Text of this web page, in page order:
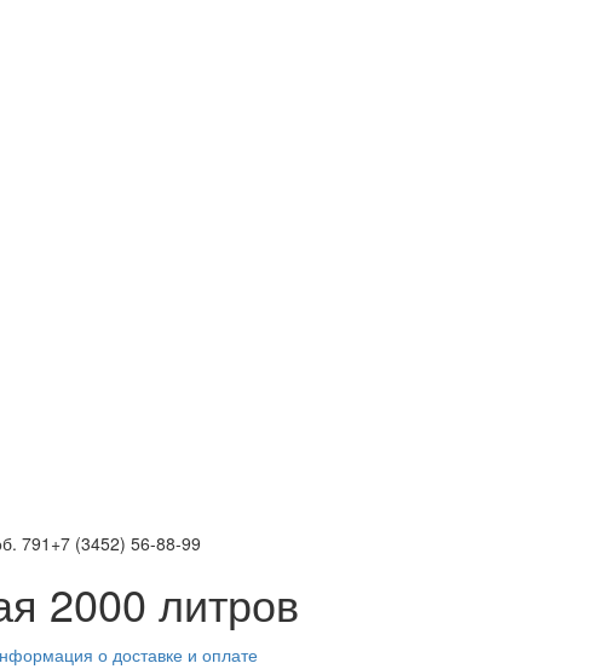
+7 (3452) 56-88-99
2000 литров
о доставке и оплате